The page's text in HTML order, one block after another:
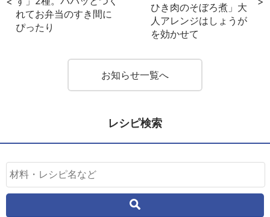
れてお弁当のすき間に
ぴったり
ひき肉のそぼろ煮」大
人アレンジはしょうが
を効かせて
お知らせ一覧へ
レシピ検索